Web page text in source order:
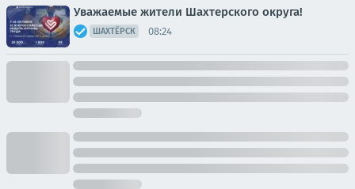
Уважаемые жители Шахтерского округа!
ШАХТЁРСК 08:24